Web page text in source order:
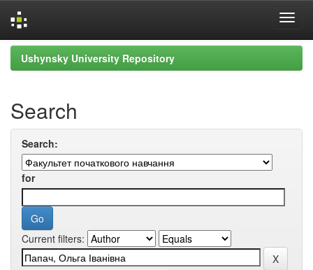
Skip
navigation
Ushynsky University Repository
Search
Search:
for
Current filters: